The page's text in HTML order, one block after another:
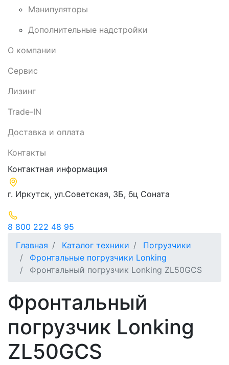
Манипуляторы
Дополнительные надстройки
О компании
Сервис
Лизинг
Trade-IN
Доставка и оплата
Контакты
Контактная информация
г. Иркутск, ул.​Советская, 3Б, бц Соната
8 800 222 48 95
Главная
Каталог техники
Погрузчики
Фронтальные погрузчики Lonking
Фронтальный погрузчик Lonking ZL50GCS
Фронтальный
погрузчик Lonking
ZL50GCS